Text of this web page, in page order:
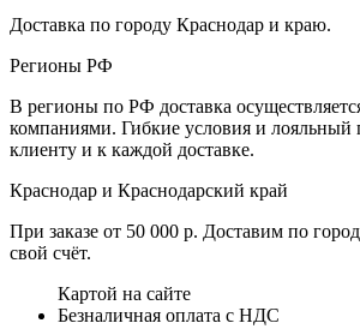
Доставка по городу Краснодар и краю.
Регионы РФ
В регионы по РФ доставка
компаниями. Гибкие условия и лояльный
клиенту и к каждой доставке.
Краснодар и Краснодарский край
При заказе от 50 000 р. Доставим по
свой счёт.
Картой на сайте
Безналичная оплата с НДС